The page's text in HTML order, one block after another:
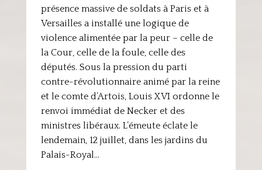
présence massive de soldats à Paris et à
Versailles a installé une logique de
violence alimentée par la peur – celle de
la Cour, celle de la foule, celle des
députés. Sous la pression du parti
contre-révolutionnaire animé par la reine
et le comte d’Artois, Louis XVI ordonne le
renvoi immédiat de Necker et des
ministres libéraux. L’émeute éclate le
lendemain, 12 juillet, dans les jardins du
Palais-Royal…